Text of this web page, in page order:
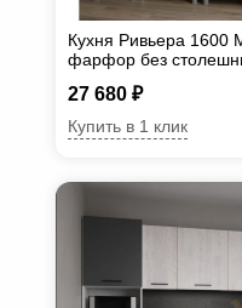
Кухня Ривьера 1600
фарфор без
27 680 ₽
Купить в 1 клик